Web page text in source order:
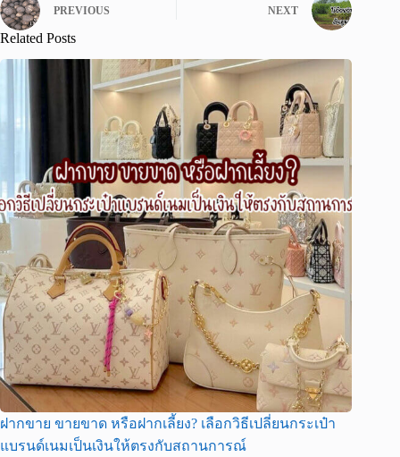
PREVIOUS NEXT
Related Posts
ฝากขาย ขายขาด หรือฝากเลี้ยง? เลือกวิธีเปลี่ยนกระเป๋า
แบรนด์เนมเป็นเงินให้ตรงกับสถานการณ์